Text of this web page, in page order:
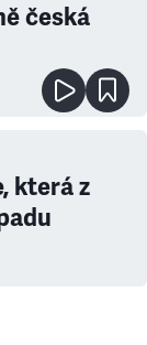
česká
která z